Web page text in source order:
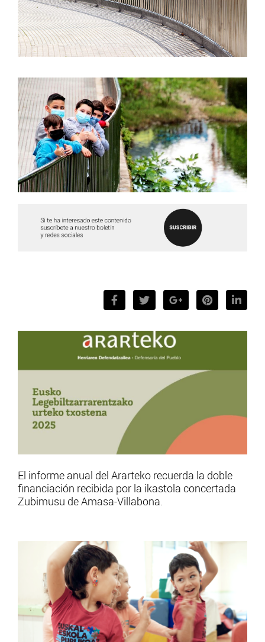
El informe anual del Ararteko recuerda la doble
financiación recibida por la ikastola concertada
Zubimusu de Amasa-Villabona.